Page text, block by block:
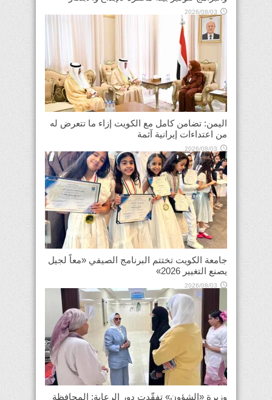
2026/08/03
اليمن: تضامن كامل مع الكويت إزاء ما تتعرض له
من اعتداءات إيرانية آثمة
2026/08/03
جامعة الكويت تختتم البرنامج الصيفي «معاً لجيل
يصنع التغيير 2026»
2026/08/03
وزيرة «الشؤون» تفقّدت دور الرعاية: المحافظة